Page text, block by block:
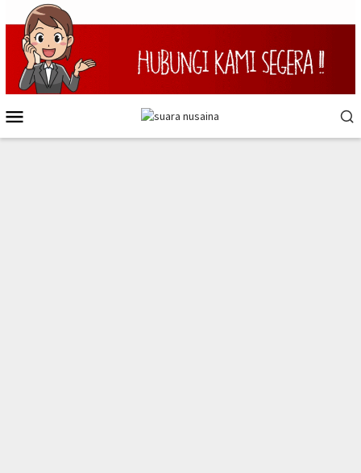
Loncat
ke
konten
Mobile